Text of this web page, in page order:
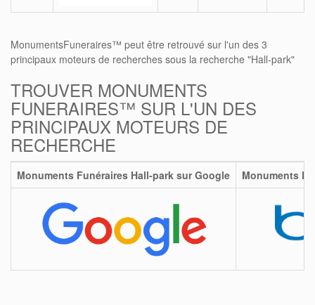
MonumentsFuneraires™ peut être retrouvé sur l'un des 3
principaux moteurs de recherches sous la recherche "Hall-park"
TROUVER MONUMENTS
FUNERAIRES™ SUR L'UN DES
PRINCIPAUX MOTEURS DE
RECHERCHE
Monuments Funéraires Hall-park sur Google Monuments